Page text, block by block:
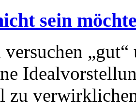
sein
versuchen
zu